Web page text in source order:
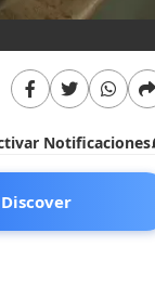
Notificaciones